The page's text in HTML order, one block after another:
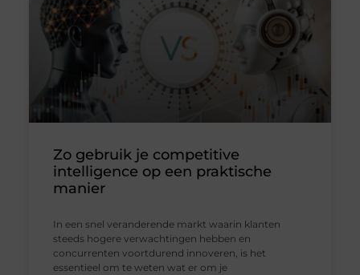
Zo gebruik je competitive
intelligence op een praktische
manier
In een snel veranderende markt waarin klanten
steeds hogere verwachtingen hebben en
concurrenten voortdurend innoveren, is het
essentieel om te weten wat er om je